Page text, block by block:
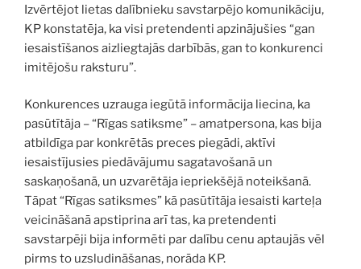
Izvērtējot lietas dalībnieku savstarpējo komunikāciju,
KP konstatēja, ka visi pretendenti apzinājušies “gan
iesaistīšanos aizliegtajās darbībās, gan to konkurenci
imitējošu raksturu”.
Konkurences uzrauga iegūtā informācija liecina, ka
pasūtītāja – “Rīgas satiksme” – amatpersona, kas bija
atbildīga par konkrētās preces piegādi, aktīvi
iesaistījusies piedāvājumu sagatavošanā un
saskaņošanā, un uzvarētāja iepriekšējā noteikšanā.
Tāpat “Rīgas satiksmes” kā pasūtītāja iesaisti karteļa
veicināšanā apstiprina arī tas, ka pretendenti
savstarpēji bija informēti par dalību cenu aptaujās vēl
pirms to uzsludināšanas, norāda KP.